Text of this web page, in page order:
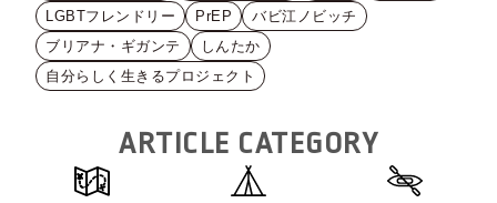
LGBTフレンドリー
PrEP
バビ江ノビッチ
ブリアナ・ギガンテ
しんたか
自分らしく生きるプロジェクト
ARTICLE CATEGORY